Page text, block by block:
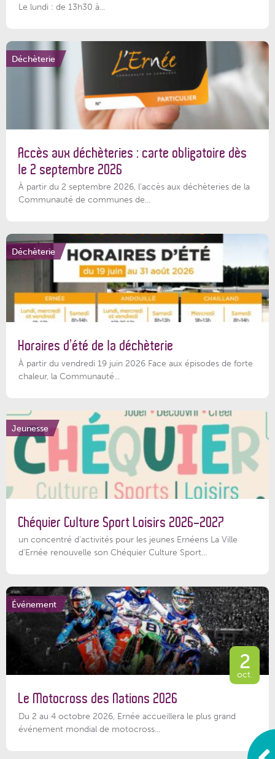
Le lundi : de 13h30 à...
Déchèterie
Accès aux déchèteries : carte obligatoire dès
le 2 septembre 2026
À partir du 2 septembre 2026, l’accès aux déchèteries de la
Communauté de communes de...
Déchèterie
Horaires d’été de la déchèterie
À partir du vendredi 19 juin 2026 Face aux épisodes de forte
chaleur, la Communauté...
Jeunesse
Chéquier Culture Sport Loisirs 2026-2027
un concentré d’activités pour les jeunes Ernéens La Ville
d’Ernée renouvelle son Chéquier Culture Sport...
Événement
2
oct.
Le Motocross des Nations 2026
Du 2 au 4 octobre 2026, Ernée accueillera le plus grand
événement mondial de motocross...